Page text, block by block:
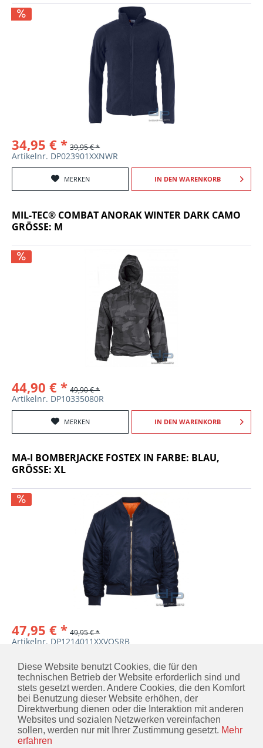
34,95 € * 39,95 € *
Artikelnr. DP023901XXNWR
MERKEN IN DEN WARENKORB
MIL-TEC® COMBAT ANORAK WINTER DARK CAMO
GRÖSSE: M
44,90 € * 49,90 € *
Artikelnr. DP10335080R
MERKEN IN DEN WARENKORB
MA-I BOMBERJACKE FOSTEX IN FARBE: BLAU,
GRÖSSE: XL
47,95 € * 49,95 € *
Artikelnr. DP1214011XXVOSRB
MERKEN IN DEN WARENKORB
KONTAKT
INFORMATIONEN
Diese Website benutzt Cookies, die für den
technischen Betrieb der Website erforderlich sind und
stets gesetzt werden. Andere Cookies, die den Komfort
bei Benutzung dieser Website erhöhen, der
Direktwerbung dienen oder die Interaktion mit anderen
Websites und sozialen Netzwerken vereinfachen
sollen, werden nur mit Ihrer Zustimmung gesetzt. Mehr
erfahren